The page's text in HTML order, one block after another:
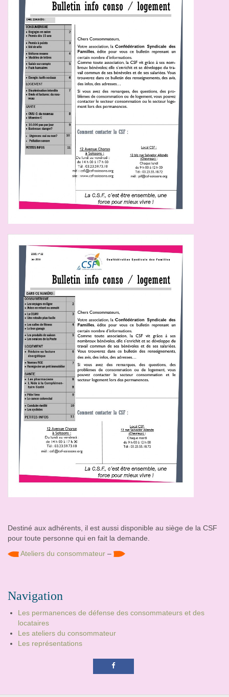
Destiné aux adhérents, il est aussi disponible au siège de la CSF
pour toute personne qui en fait la demande.
Ateliers du consommateur –
Navigation
Les permanences de défense des consommateurs et des
locataires
Les ateliers du consommateur
Les représentations